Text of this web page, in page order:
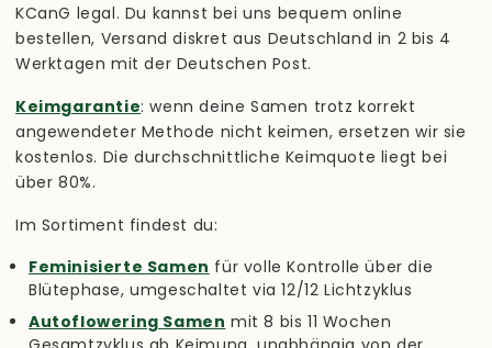
KCanG legal. Du kannst bei uns bequem online
bestellen, Versand diskret aus Deutschland in 2 bis 4
Werktagen mit der Deutschen Post.
Keimgarantie: wenn deine Samen trotz korrekt
angewendeter Methode nicht keimen, ersetzen wir sie
kostenlos. Die durchschnittliche Keimquote liegt bei
über 80%.
Im Sortiment findest du:
Feminisierte Samen für volle Kontrolle über die
Blütephase, umgeschaltet via 12/12 Lichtzyklus
Autoflowering Samen mit 8 bis 11 Wochen